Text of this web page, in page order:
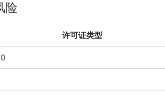
险
许可证类型